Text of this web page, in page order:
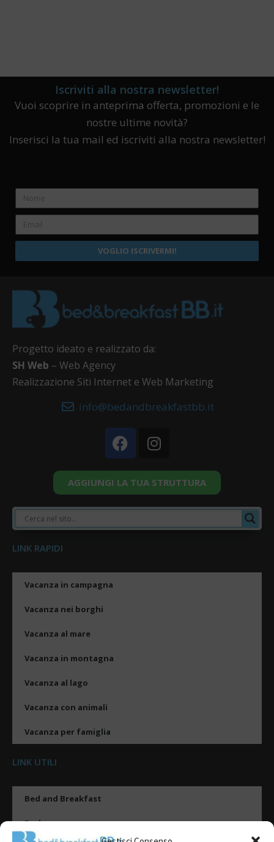
Iscriviti alla nostra newsletter!
Vuoi scoprire in anteprima offerta, promozioni e le
nostre ultime novità?
Inserisci la tua mail ed iscriviti alla nostra newsletter!
VOGLIO ISCRIVERMI!
Progetto ideato e realizzato da:
SH Web – Web Agency
Realizzazione Siti Internet e Web Marketing
info@bedandbreakfastbb.it
AGGIUNGI LA TUA STRUTTURA
LINK RAPIDI
Vacanza in campagna
Vacanza nei borghi
Vacanza al mare
Vacanza in montagna
Vacanza al lago
Vacanza con animali
Vacanza per famiglia
LINK UTILI
Bed and Breakfast
Esplora